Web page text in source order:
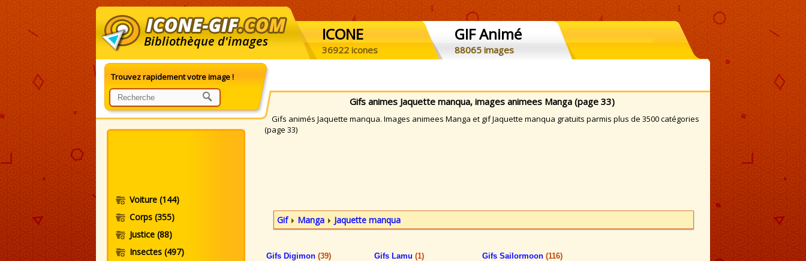
Bibliothèque d'images ICONE
36922 icones
GIF Animé
88065 images
Trouvez rapidement votre image !
Voiture (144)
Corps (355)
Justice (88)
Insectes (497)
Gifs animes Jaquette manqua, images animees Manga (page 33)
Gifs animés Jaquette manqua. Images animees Manga et gif Jaquette manqua gratuits parmis plus de 3500 catégories
(page 33)
Gif Manga Jaquette manqua
Gifs Digimon (39)
Gifs Lamu (1)
Gifs Sailormoon (116)